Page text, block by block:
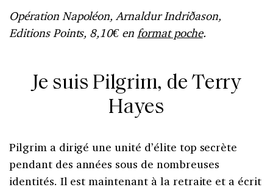
Opération Napoléon, Arnaldur Indriðason,
Editions Points, 8,10€ en format poche.
Je suis Pilgrim, de Terry
Hayes
Pilgrim a dirigé une unité d’élite top secrète
pendant des années sous de nombreuses
identités. Il est maintenant à la retraite et a écrit